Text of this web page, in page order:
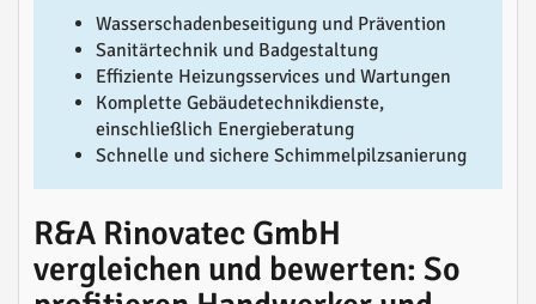
Wasserschadenbeseitigung und Prävention
Sanitärtechnik und Badgestaltung
Effiziente Heizungsservices und Wartungen
Komplette Gebäudetechnikdienste,
einschließlich Energieberatung
Schnelle und sichere Schimmelpilzsanierung
R&A Rinovatec GmbH
vergleichen und bewerten: So